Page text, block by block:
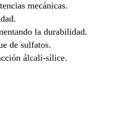
mecánicas.
la durabilidad.
de sulfatos.
álcali-sílice.